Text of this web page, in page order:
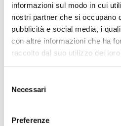
informazioni sul modo in cui
nostri partner che si occupano
pubblicità e social media, i
con altre informazioni che ha
raccolto dal suo utilizzo dei loro
delNecessari
Preferenze
SC SERVIGLIANO. Dal
attaccante e un portiere
SERVIGLIANO. Si muove sul mercato la
Servigliano che prenderà parte al
campionato di Terza categoria. Negli
rilievo, in grado senz’altro di rafforzare la
27/07/2026
un ritorno a casa"